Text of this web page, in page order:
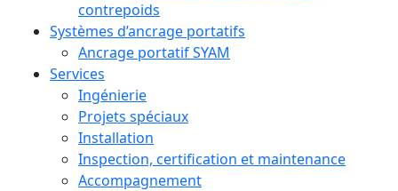
contrepoids
Systèmes d’ancrage portatifs
Ancrage portatif SYAM
Services
Ingénierie
Projets spéciaux
Installation
Inspection, certification et maintenance
Accompagnement